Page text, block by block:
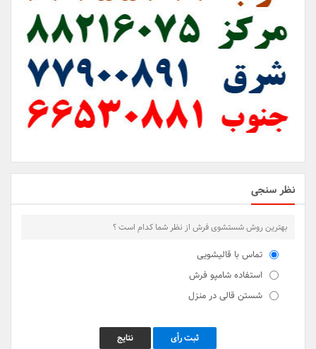
نظر سنجی
بهترین روش شستشوی فرش از نظر شما کدام است ؟
تماس با قالیشویی
استفاده شامپو فرش
شستن قالی در منزل
ثبت رأی نتایج